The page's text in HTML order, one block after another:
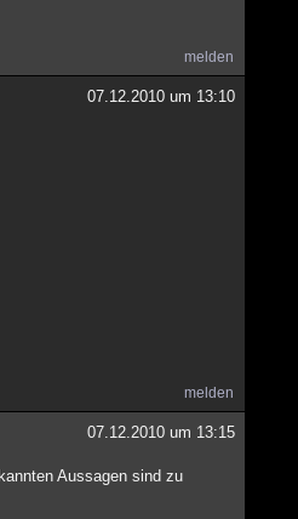
melden
07.12.2010 um 13:10
melden
07.12.2010 um 13:15
Aussagen sind zu